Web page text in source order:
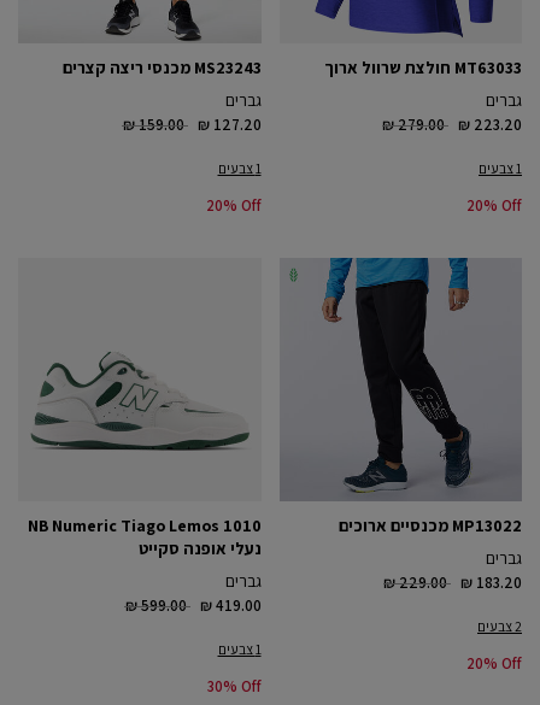
MT63033 חולצת שרוול ארוך
גברים
Price reduced from
₪ 279.00 to₪ 223.20
1 צבעים
20% Off
MS23243 מכנסי ריצה קצרים
גברים
Price reduced from
₪ 159.00 to₪ 127.20
1 צבעים
20% Off
MP13022 מכנסיים ארוכים
גברים
Price reduced from
₪ 229.00 to₪ 183.20
2 צבעים
20% Off
NB Numeric Tiago Lemos 1010
נעלי אופנה סקייט
גברים
Price reduced from
₪ 599.00 to₪ 419.00
1 צבעים
30% Off